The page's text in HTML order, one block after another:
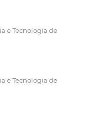
e Tecnologia de
e Tecnologia de